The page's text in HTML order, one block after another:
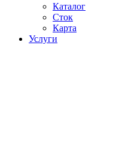
Каталог
Сток
Карта
Услуги